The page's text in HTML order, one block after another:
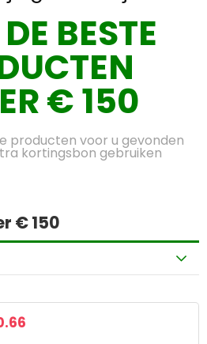
BESTE
€ 150
producten voor u gevonden
kortingsbon gebruiken
€ 150